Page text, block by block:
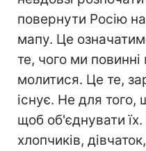
повернути Росію
мапу. Це
те, чого ми
молитися. Це те,
існує. Не для того,
щоб об'єднувати
хлопчиків,